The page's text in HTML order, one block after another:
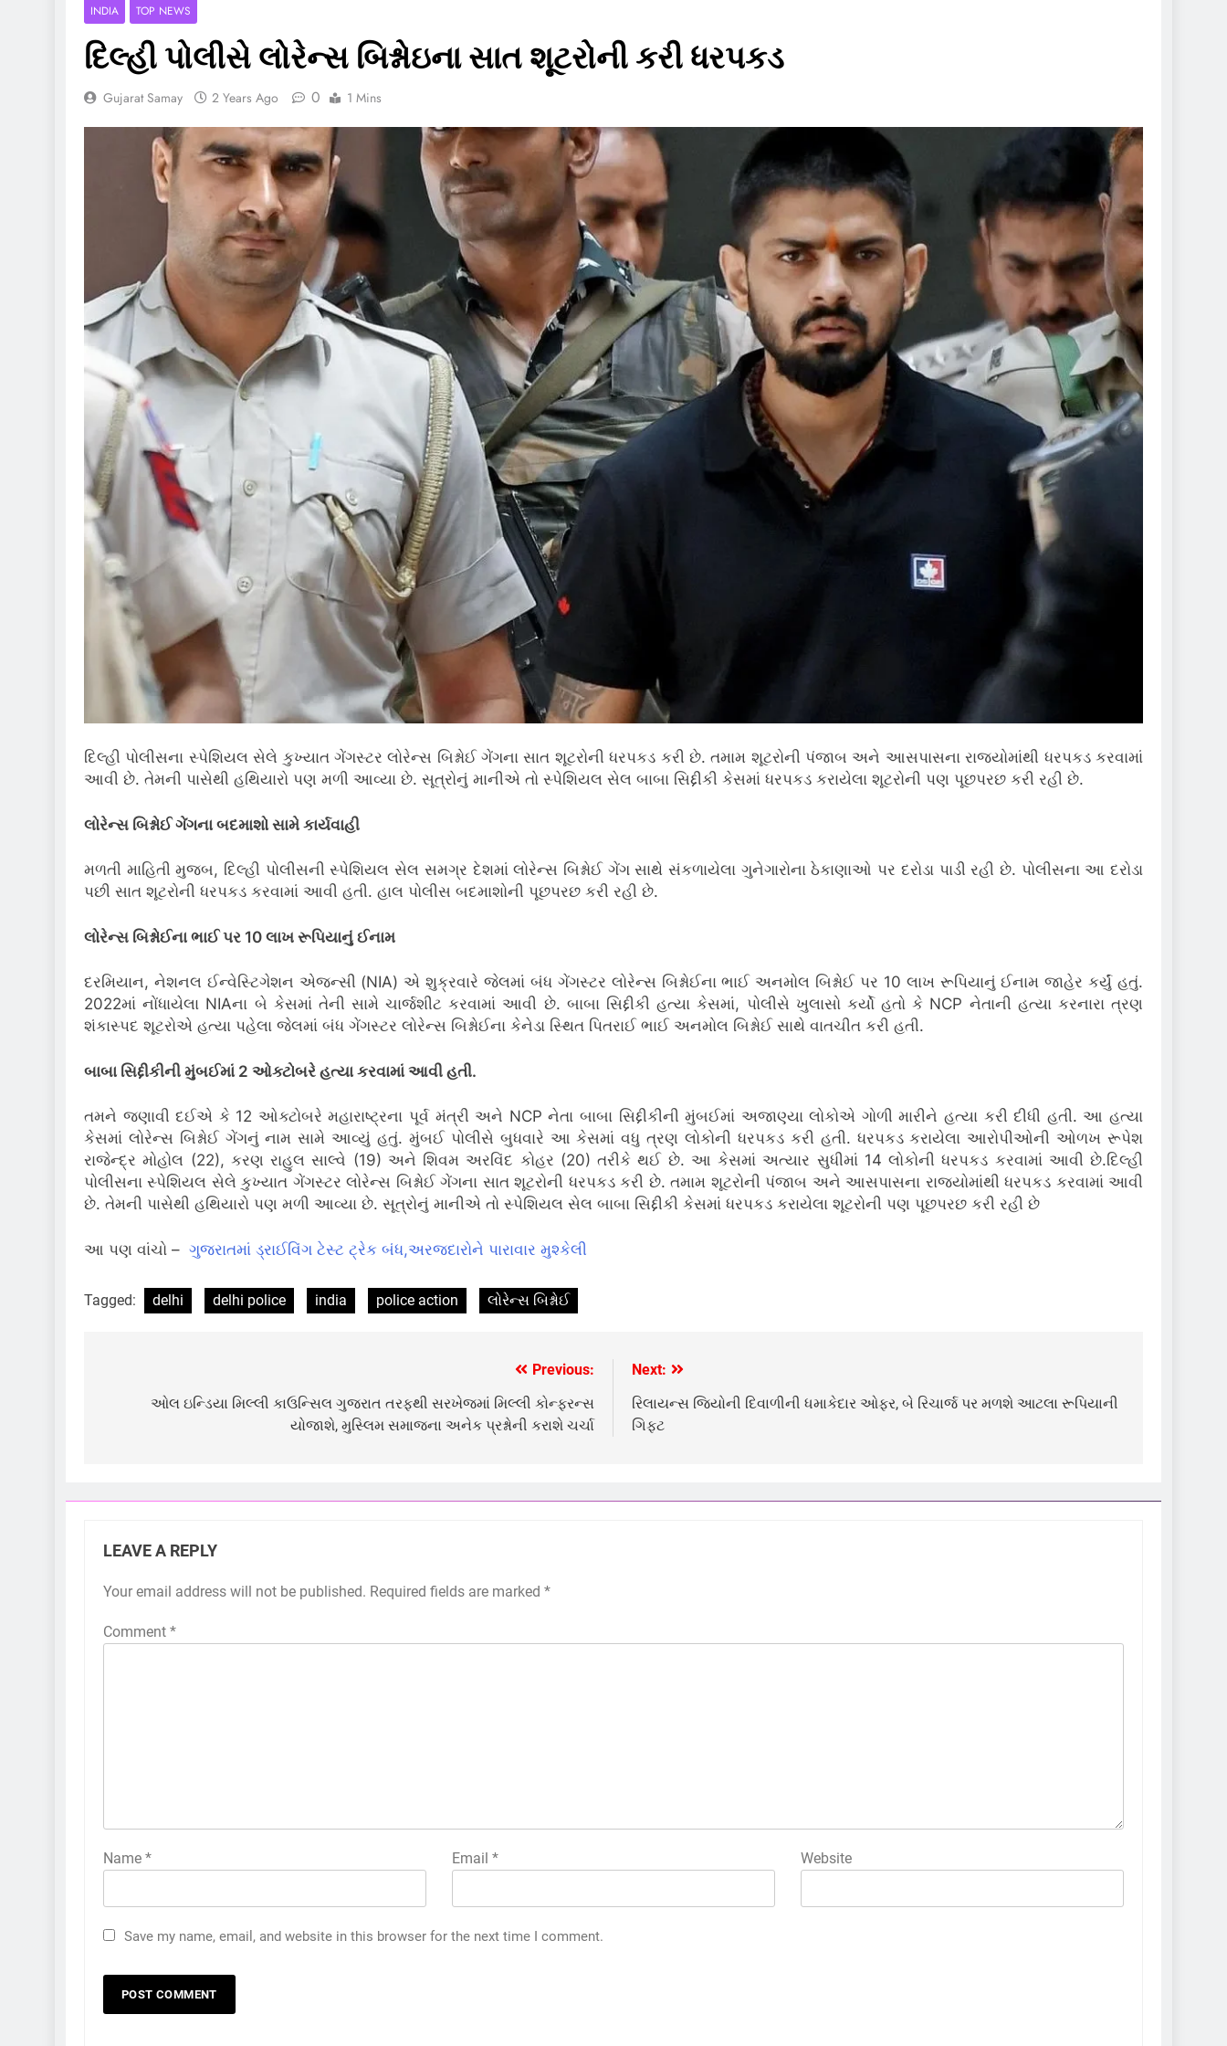
INDIA TOP NEWS
દિલ્હી પોલીસે લોરેન્સ બિશ્નોઇના સાત શૂટરોની કરી ધરપકડ
Gujarat Samay 2 Years Ago 0 1 Mins
દિલ્હી પોલીસના સ્પેશિયલ સેલે કુખ્યાત ગેંગસ્ટર લોરેન્સ બિશ્નોઈ ગેંગના સાત શૂટરોની ધરપકડ કરી છે. તમામ શૂટરોની પંજાબ અને આસપાસના રાજ્યોમાંથી ધરપકડ કરવામાં
આવી છે. તેમની પાસેથી હથિયારો પણ મળી આવ્યા છે. સૂત્રોનું માનીએ તો સ્પેશિયલ સેલ બાબા સિદ્દીકી કેસમાં ધરપકડ કરાયેલા શૂટરોની પણ પૂછપરછ કરી રહી છે.
લોરેન્સ બિશ્નોઈ ગેંગના બદમાશો સામે કાર્યવાહી
મળતી માહિતી મુજબ, દિલ્હી પોલીસની સ્પેશિયલ સેલ સમગ્ર દેશમાં લોરેન્સ બિશ્નોઈ ગેંગ સાથે સંકળાયેલા ગુનેગારોના ઠેકાણાઓ પર દરોડા પાડી રહી છે. પોલીસના આ દરોડા
પછી સાત શૂટરોની ધરપકડ કરવામાં આવી હતી. હાલ પોલીસ બદમાશોની પૂછપરછ કરી રહી છે.
લોરેન્સ બિશ્નોઈના ભાઈ પર 10 લાખ રૂપિયાનું ઈનામ
દરમિયાન, નેશનલ ઈન્વેસ્ટિગેશન એજન્સી (NIA) એ શુક્રવારે જેલમાં બંધ ગેંગસ્ટર લોરેન્સ બિશ્નોઈના ભાઈ અનમોલ બિશ્નોઈ પર 10 લાખ રૂપિયાનું ઈનામ જાહેર કર્યું હતું.
2022માં નોંધાયેલા NIAના બે કેસમાં તેની સામે ચાર્જશીટ કરવામાં આવી છે. બાબા સિદ્દીકી હત્યા કેસમાં, પોલીસે ખુલાસો કર્યો હતો કે NCP નેતાની હત્યા કરનારા ત્રણ
શંકાસ્પદ શૂટરોએ હત્યા પહેલા જેલમાં બંધ ગેંગસ્ટર લોરેન્સ બિશ્નોઈના કેનેડા સ્થિત પિતરાઈ ભાઈ અનમોલ બિશ્નોઈ સાથે વાતચીત કરી હતી.
બાબા સિદ્દીકીની મુંબઈમાં 2 ઓક્ટોબરે હત્યા કરવામાં આવી હતી.
તમને જણાવી દઈએ કે 12 ઓક્ટોબરે મહારાષ્ટ્રના પૂર્વ મંત્રી અને NCP નેતા બાબા સિદ્દીકીની મુંબઈમાં અજાણ્યા લોકોએ ગોળી મારીને હત્યા કરી દીધી હતી. આ હત્યા
કેસમાં લોરેન્સ બિશ્નોઈ ગેંગનું નામ સામે આવ્યું હતું. મુંબઈ પોલીસે બુધવારે આ કેસમાં વધુ ત્રણ લોકોની ધરપકડ કરી હતી. ધરપકડ કરાયેલા આરોપીઓની ઓળખ રૂપેશ
રાજેન્દ્ર મોહોલ (22), કરણ રાહુલ સાલ્વે (19) અને શિવમ અરવિંદ કોહર (20) તરીકે થઈ છે. આ કેસમાં અત્યાર સુધીમાં 14 લોકોની ધરપકડ કરવામાં આવી છે.દિલ્હી
પોલીસના સ્પેશિયલ સેલે કુખ્યાત ગેંગસ્ટર લોરેન્સ બિશ્નોઈ ગેંગના સાત શૂટરોની ધરપકડ કરી છે. તમામ શૂટરોની પંજાબ અને આસપાસના રાજ્યોમાંથી ધરપકડ કરવામાં આવી
છે. તેમની પાસેથી હથિયારો પણ મળી આવ્યા છે. સૂત્રોનું માનીએ તો સ્પેશિયલ સેલ બાબા સિદ્દીકી કેસમાં ધરપકડ કરાયેલા શૂટરોની પણ પૂછપરછ કરી રહી છે
આ પણ વાંચો – ગુજરાતમાં ડ્રાઈવિંગ ટેસ્ટ ટ્રેક બંધ,અરજદારોને પારાવાર મુશ્કેલી
Tagged: delhi delhi police india police action લોરેન્સ બિશ્નોઈ
navigation
Previous:
ઓલ ઇન્ડિયા મિલ્લી કાઉન્સિલ ગુજરાત તરફથી સરખેજમાં મિલ્લી કોન્ફરન્સ
યોજાશે, મુસ્લિમ સમાજના અનેક પ્રશ્નોની કરાશે ચર્ચા
Next:
રિલાયન્સ જિયોની દિવાળીની ધમાકેદાર ઓફર, બે રિચાર્જ પર મળશે આટલા રૂપિયાની
ગિફ્ટ
LEAVE A REPLY
Your email address will not be published. Required fields are marked *
Comment *
Name * Email* Website
Save my name, email, and website in this browser for the next time I comment.